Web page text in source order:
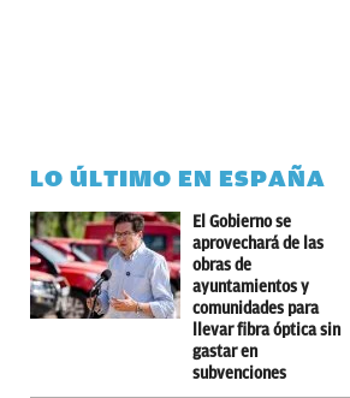
LO ÚLTIMO EN ESPAÑA
El Gobierno se
aprovechará de las
obras de
ayuntamientos y
comunidades para
llevar fibra óptica sin
gastar en
subvenciones